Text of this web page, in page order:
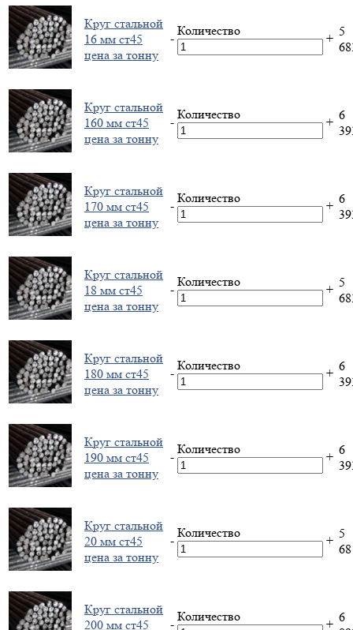
Круг стальной
16 мм ст45
цена за тонну
-
Количество
+ 5
Круг стальной
160 мм ст45
цена за тонну
-
Количество
+ 6
Круг стальной
170 мм ст45
цена за тонну
-
Количество
+ 6
Круг стальной
18 мм ст45
цена за тонну
-
Количество
+ 5
Круг стальной
180 мм ст45
цена за тонну
-
Количество
+ 6
Круг стальной
190 мм ст45
цена за тонну
-
Количество
+ 6
Круг стальной
20 мм ст45
цена за тонну
-
Количество
+ 5
Круг стальной
200 мм ст45
-
Количество
+ 6